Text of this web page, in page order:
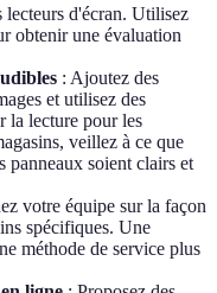
lecteurs d'écran. Utilisez
obtenir une évaluation
: Ajoutez des
et utilisez des
la lecture pour les
veillez à ce que
panneaux soient clairs et
votre équipe sur la façon
spécifiques. Une
méthode de service plus